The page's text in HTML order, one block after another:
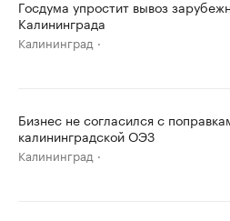
Госдума упростит вывоз
Калининграда
Калининград
Бизнес не согласился с
калининградской ОЭЗ
Калининград